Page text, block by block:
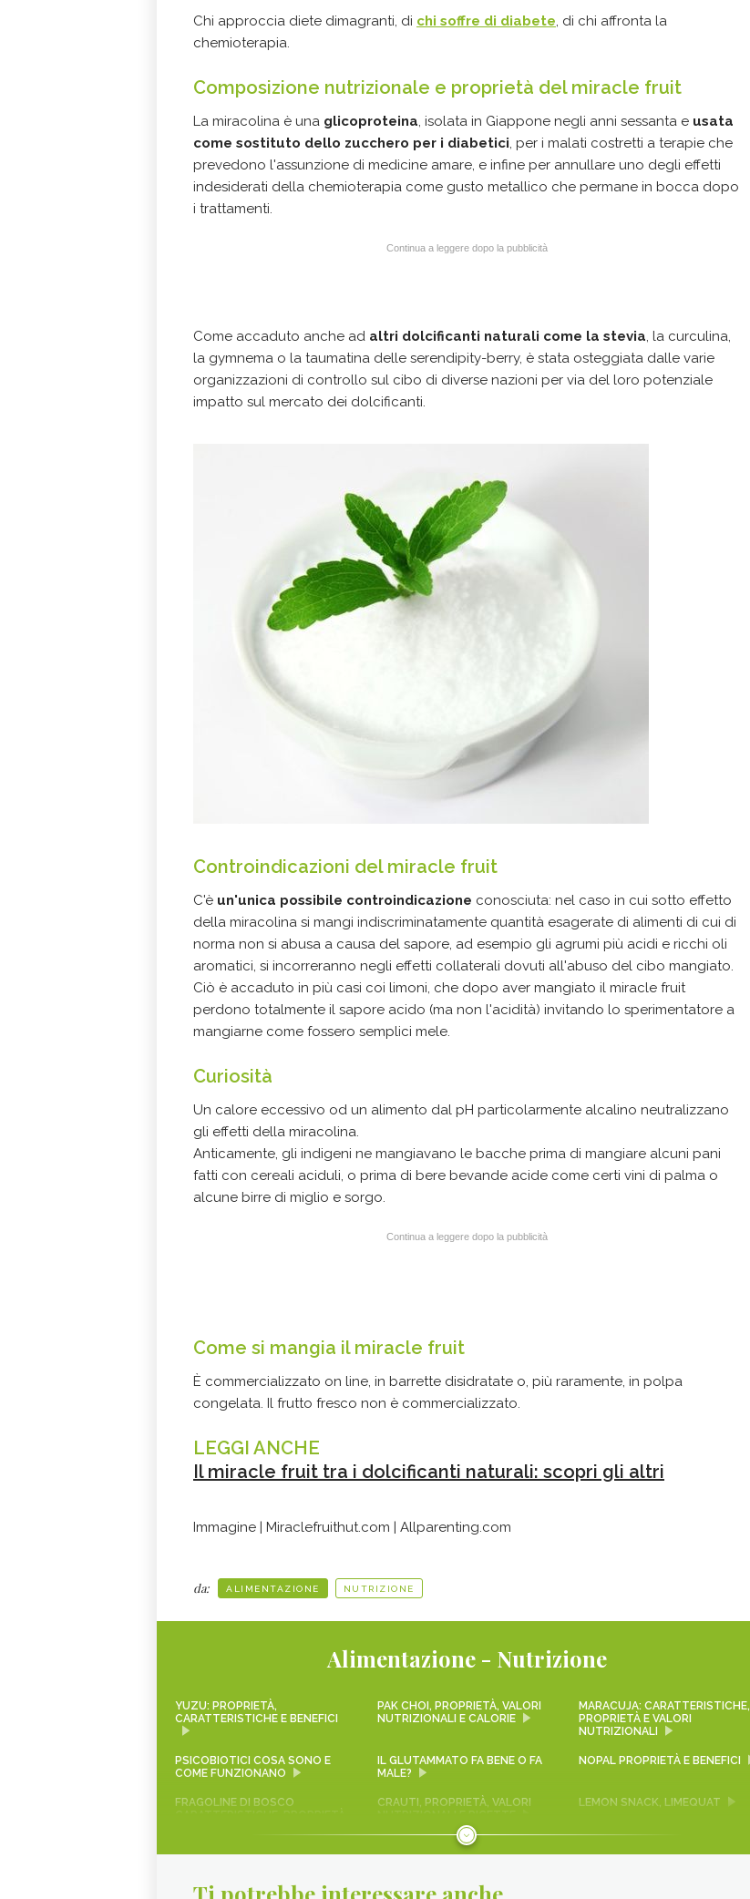
Chi approccia diete dimagranti, di chi soffre di diabete, di chi affronta la
chemioterapia.
Composizione nutrizionale e proprietà del miracle fruit
La miracolina è una glicoproteina, isolata in Giappone negli anni sessanta e usata
come sostituto dello zucchero per i diabetici, per i malati costretti a terapie che
prevedono l'assunzione di medicine amare, e infine per annullare uno degli effetti
indesiderati della chemioterapia come gusto metallico che permane in bocca dopo
i trattamenti.
Continua a leggere dopo la pubblicità
Come accaduto anche ad altri dolcificanti naturali come la stevia, la curculina,
la gymnema o la taumatina delle serendipity-berry, è stata osteggiata dalle varie
organizzazioni di controllo sul cibo di diverse nazioni per via del loro potenziale
impatto sul mercato dei dolcificanti.
Controindicazioni del miracle fruit
C'è un'unica possibile controindicazione conosciuta: nel caso in cui sotto effetto
della miracolina si mangi indiscriminatamente quantità esagerate di alimenti di cui di
norma non si abusa a causa del sapore, ad esempio gli agrumi più acidi e ricchi oli
aromatici, si incorreranno negli effetti collaterali dovuti all'abuso del cibo mangiato.
Ciò è accaduto in più casi coi limoni, che dopo aver mangiato il miracle fruit
perdono totalmente il sapore acido (ma non l'acidità) invitando lo sperimentatore a
mangiarne come fossero semplici mele.
Curiosità
Un calore eccessivo od un alimento dal pH particolarmente alcalino neutralizzano
gli effetti della miracolina.
Anticamente, gli indigeni ne mangiavano le bacche prima di mangiare alcuni pani
fatti con cereali aciduli, o prima di bere bevande acide come certi vini di palma o
alcune birre di miglio e sorgo.
Continua a leggere dopo la pubblicità
Come si mangia il miracle fruit
È commercializzato on line, in barrette disidratate o, più raramente, in polpa
congelata. Il frutto fresco non è commercializzato.
LEGGI ANCHE
Il miracle fruit tra i dolcificanti naturali: scopri gli altri
Immagine | Miraclefruithut.com | Allparenting.com
da: ALIMENTAZIONE NUTRIZIONE
Alimentazione - Nutrizione
YUZU: PROPRIETÀ,
CARATTERISTICHE E BENEFICI
PAK CHOI, PROPRIETÀ, VALORI
NUTRIZIONALI E CALORIE
MARACUJA: CARATTERISTICHE,
PROPRIETÀ E VALORI
NUTRIZIONALI
PSICOBIOTICI COSA SONO E
COME FUNZIONANO
IL GLUTAMMATO FA BENE O FA
MALE?
NOPAL PROPRIETÀ E BENEFICI
FRAGOLINE DI BOSCO
CARATTERISTICHE, PROPRIETÀ
CRAUTI, PROPRIETÀ, VALORI
NUTRIZIONALI E RICETTE
LEMON SNACK, LIMEQUAT
SCAROLA RAPA ROSSA
SEITAN PROPRIETÀ E